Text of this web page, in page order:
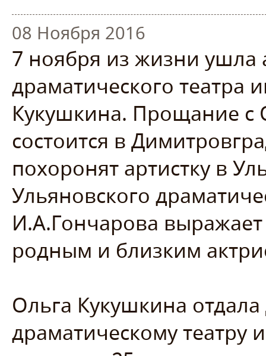
08 Ноября 2016
7 ноября из жизни ушла
драматического театра
Кукушкина. Прощание с
состоится в
похоронят артистку в
Ульяновского
И.А.Гончарова
родным и близким
Ольга Кукушкина
драматическому театру